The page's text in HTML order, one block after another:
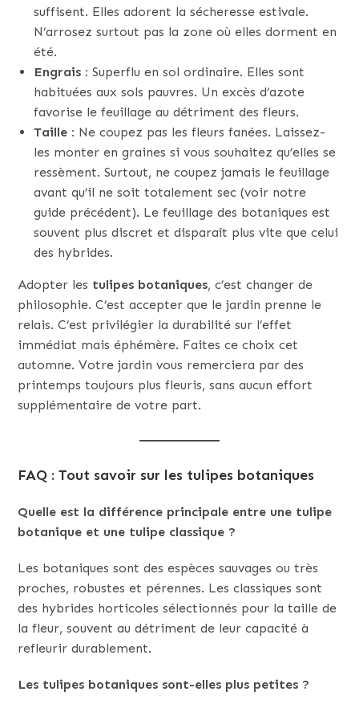
suffisent. Elles adorent la sécheresse estivale.
N’arrosez surtout pas la zone où elles dorment en
été.
Engrais : Superflu en sol ordinaire. Elles sont
habituées aux sols pauvres. Un excès d’azote
favorise le feuillage au détriment des fleurs.
Taille : Ne coupez pas les fleurs fanées. Laissez-
les monter en graines si vous souhaitez qu’elles se
ressèment. Surtout, ne coupez jamais le feuillage
avant qu’il ne soit totalement sec (voir notre
guide précédent). Le feuillage des botaniques est
souvent plus discret et disparaît plus vite que celui
des hybrides.
Adopter les tulipes botaniques, c’est changer de
philosophie. C’est accepter que le jardin prenne le
relais. C’est privilégier la durabilité sur l’effet
immédiat mais éphémère. Faites ce choix cet
automne. Votre jardin vous remerciera par des
printemps toujours plus fleuris, sans aucun effort
supplémentaire de votre part.
FAQ : Tout savoir sur les tulipes botaniques
Quelle est la différence principale entre une tulipe
botanique et une tulipe classique ?
Les botaniques sont des espèces sauvages ou très
proches, robustes et pérennes. Les classiques sont
des hybrides horticoles sélectionnés pour la taille de
la fleur, souvent au détriment de leur capacité à
refleurir durablement.
Les tulipes botaniques sont-elles plus petites ?